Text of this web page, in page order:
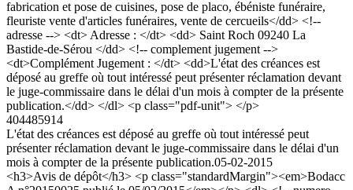
fabrication et pose de cuisines, pose de placo, ébéniste funéraire,
fleuriste vente d'articles funéraires, vente de cercueils</dd> <!--
adresse --> <dt> Adresse : </dt> <dd> Saint Roch 09240 La
Bastide-de-Sérou </dd> <!-- complement jugement -->
<dt>Complément Jugement : </dt> <dd>L'état des créances est
déposé au greffe où tout intéressé peut présenter réclamation devant
le juge-commissaire dans le délai d'un mois à compter de la présente
publication.</dd> </dl> <p class="pdf-unit"> </p>
404485914
L'état des créances est déposé au greffe où tout intéressé peut
présenter réclamation devant le juge-commissaire dans le délai d'un
mois à compter de la présente publication.05-02-2015
<h3>Avis de dépôt</h3> <p class="standardMargin"><em>Bodacc